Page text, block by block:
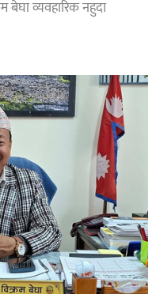
बेघा व्यवहारिक नहुदा